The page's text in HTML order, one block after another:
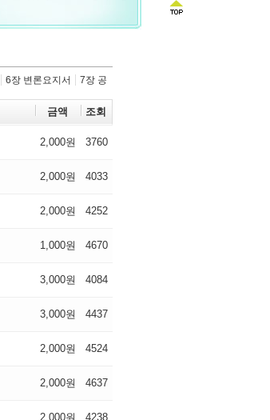
6장 변론요지서
7장 공
금액 조회
2,000원 3760
2,000원 4033
2,000원 4252
1,000원 4670
3,000원 4084
3,000원 4437
2,000원 4524
2,000원 4637
2,000원 4238